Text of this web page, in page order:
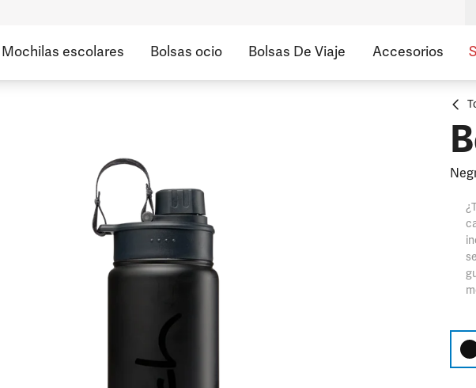
Mochilas escolares Bolsas ocio Bolsas De Viaje Accesorios